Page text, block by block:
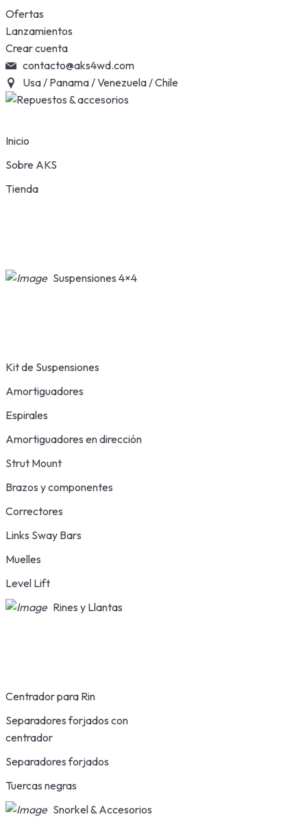
Skip
to
content
Ofertas
Lanzamientos
Crear cuenta
contacto@aks4wd.com
Usa / Panama / Venezuela / Chile
Inicio
Sobre AKS
Tienda
Suspensiones 4×4
Kit de Suspensiones
Amortiguadores
Espirales
Amortiguadores en dirección
Strut Mount
Brazos y componentes
Correctores
Links Sway Bars
Muelles
Level Lift
Rines y Llantas
Centrador para Rin
Separadores forjados con
centrador
Separadores forjados
Tuercas negras
Snorkel & Accesorios